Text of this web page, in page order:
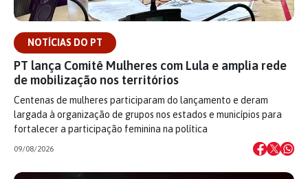
NOTÍCIAS DO PT
PT lança Comitê Mulheres com Lula e amplia rede
de mobilização nos territórios
Centenas de mulheres participaram do lançamento e deram
largada à organização de grupos nos estados e municípios para
fortalecer a participação feminina na política
09/08/2026